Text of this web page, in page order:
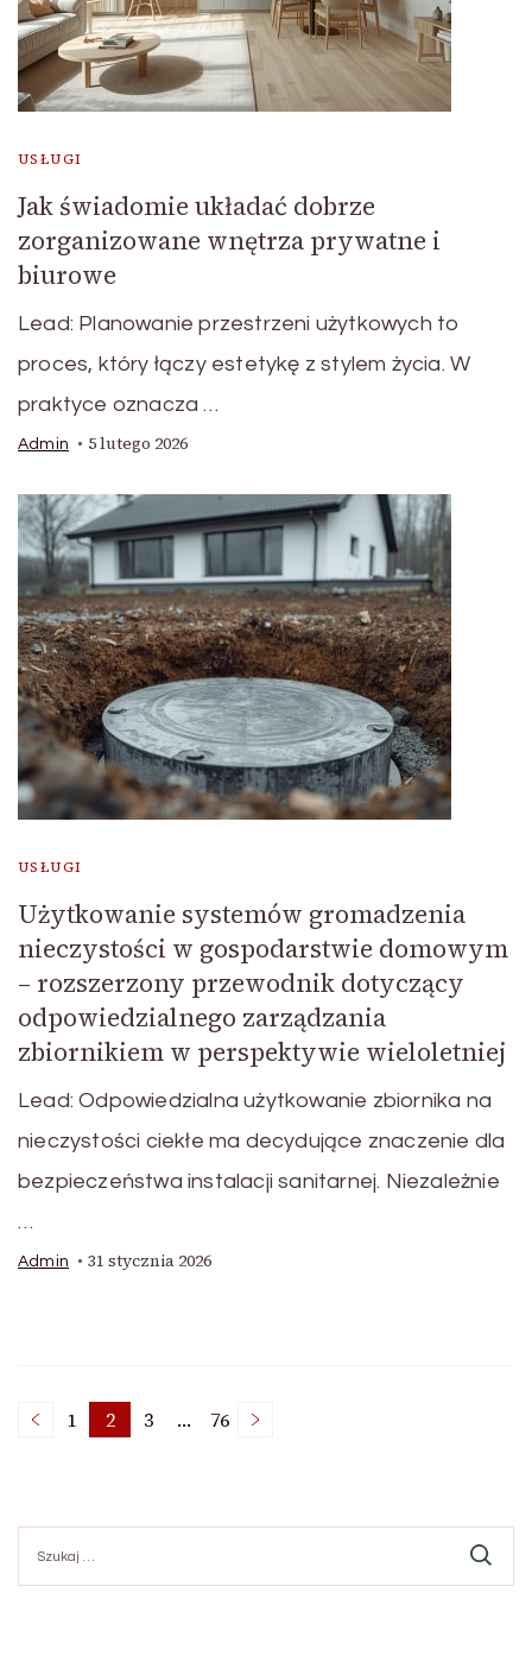
USŁUGI
Jak świadomie układać dobrze
zorganizowane wnętrza prywatne i
biurowe
Lead: Planowanie przestrzeni użytkowych to
proces, który łączy estetykę z stylem życia. W
praktyce oznacza …
Admin 5 lutego 2026
USŁUGI
Użytkowanie systemów gromadzenia
nieczystości w gospodarstwie domowym
– rozszerzony przewodnik dotyczący
odpowiedzialnego zarządzania
zbiornikiem w perspektywie wieloletniej
Lead: Odpowiedzialna użytkowanie zbiornika na
nieczystości ciekłe ma decydujące znaczenie dla
bezpieczeństwa instalacji sanitarnej. Niezależnie
…
Admin 31 stycznia 2026
Stronicowanie
wpisów
Strona
1 Strona
2 Strona
3 … Strona
76